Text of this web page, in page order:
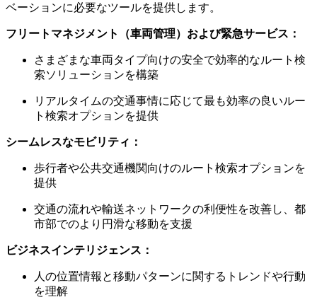
ベーションに必要なツールを提供します。
フリートマネジメント（車両管理）および緊急サービス：
さまざまな車両タイプ向けの安全で効率的なルート検
索ソリューションを構築
リアルタイムの交通事情に応じて最も効率の良いルー
ト検索オプションを提供
シームレスなモビリティ：
歩行者や公共交通機関向けのルート検索オプションを
提供
交通の流れや輸送ネットワークの利便性を改善し、都
市部でのより円滑な移動を支援
ビジネスインテリジェンス：
人の位置情報と移動パターンに関するトレンドや行動
を理解